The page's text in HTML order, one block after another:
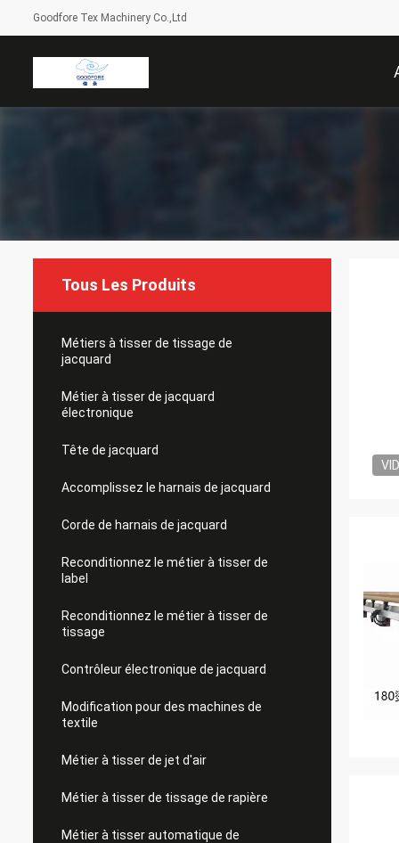
Goodfore Tex Machinery Co.,Ltd
Tous Les Produits
Métiers à tisser de tissage de
jacquard
Métier à tisser de jacquard
électronique
Tête de jacquard
Accomplissez le harnais de jacquard
Corde de harnais de jacquard
Reconditionnez le métier à tisser de
label
Reconditionnez le métier à tisser de
tissage
Contrôleur électronique de jacquard
Modification pour des machines de
textile
Métier à tisser de jet d'air
Métier à tisser de tissage de rapière
Métier à tisser automatique de